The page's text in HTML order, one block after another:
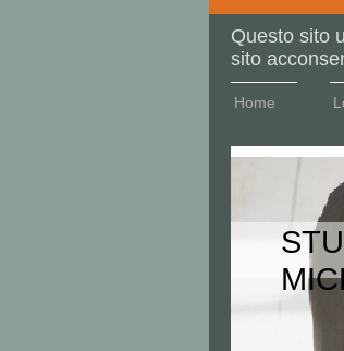
Questo sito
sito
Home